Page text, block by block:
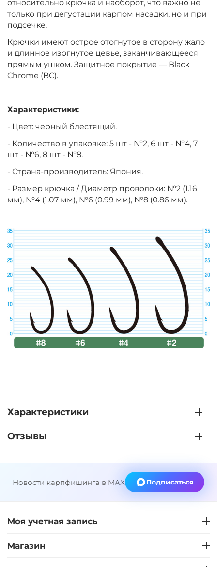
относительно крючка и наоборот, что важно не
только при дегустации карпом насадки, но и при
подсечке.
Крючки имеют острое отогнутое в сторону жало
и длинное изогнутое цевье, заканчивающееся
прямым ушком. Защитное покрытие — Black
Chrome (BC).
Характеристики:
- Цвет: черный блестящий.
- Количество в упаковке: 5 шт - №2, 6 шт - №4, 7
шт - №6, 8 шт - №8.
- Страна-производитель: Япония.
- Размер крючка / Диаметр проволоки: №2 (1.16
мм), №4 (1.07 мм), №6 (0.99 мм), №8 (0.86 мм).
Характеристики
Отзывы
Новости карпфишинга в MAX Подписаться
Моя учетная запись
Магазин